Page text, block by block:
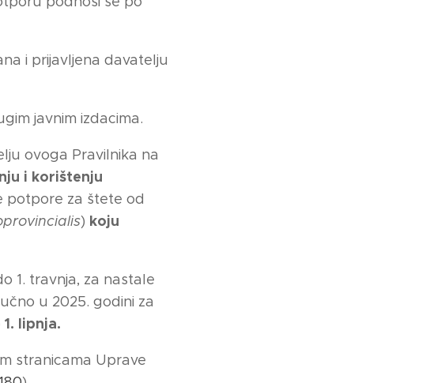
i prijavljena davatelju
javnim izdacima.
ovoga Pravilnika na
i korištenju
potpore za štete od
) koju
1. travnja, za nastale
u 2025. godini za
lipnja.
stranicama Uprave